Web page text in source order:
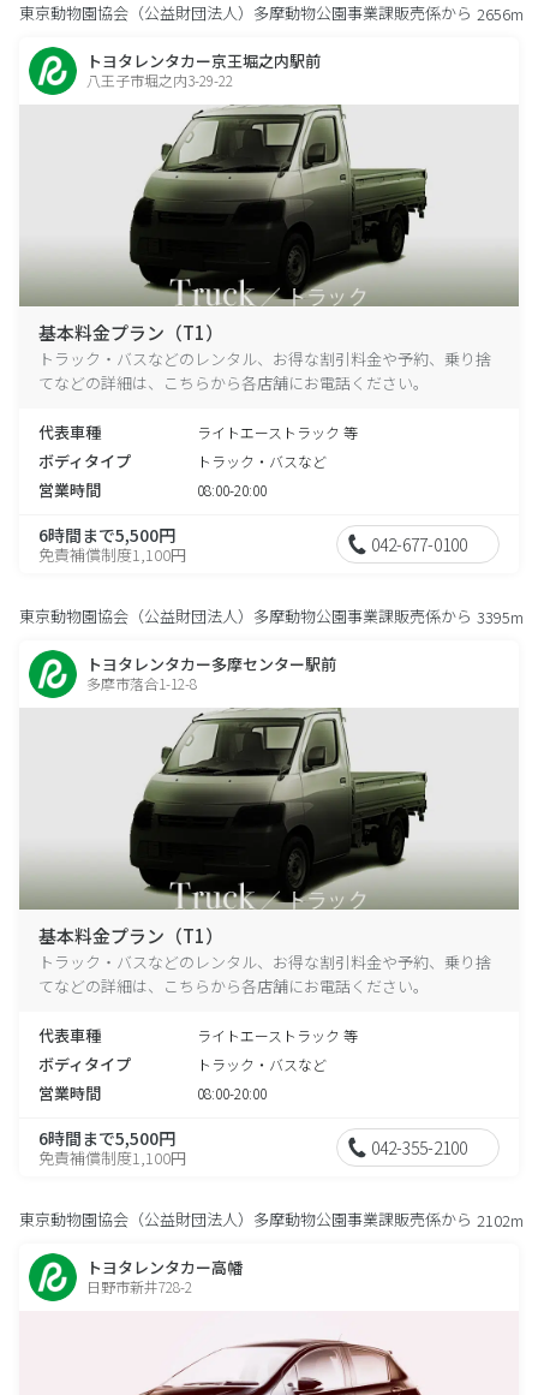
東京動物園協会（公益財団法人）多摩動物公園事業課販売係から 2656m
トヨタレンタカー京王堀之内駅前
八王子市堀之内3-29-22
基本料金プラン（T1）
トラック・バスなどのレンタル、お得な割引料金や予約、乗り捨
てなどの詳細は、こちらから各店舗にお電話ください。
代表車種 ライトエーストラック 等
ボディタイプ トラック・バスなど
営業時間 08:00-20:00
6時間まで5,500円
免責補償制度1,100円 042-677-0100
東京動物園協会（公益財団法人）多摩動物公園事業課販売係から 3395m
トヨタレンタカー多摩センター駅前
多摩市落合1-12-8
基本料金プラン（T1）
トラック・バスなどのレンタル、お得な割引料金や予約、乗り捨
てなどの詳細は、こちらから各店舗にお電話ください。
代表車種 ライトエーストラック 等
ボディタイプ トラック・バスなど
営業時間 08:00-20:00
6時間まで5,500円
免責補償制度1,100円 042-355-2100
東京動物園協会（公益財団法人）多摩動物公園事業課販売係から 2102m
トヨタレンタカー高幡
日野市新井728-2